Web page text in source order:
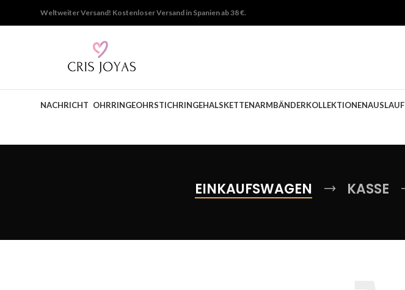
Weltweiter Versand! Kostenloser Versand in Spanien ab 38 €.
NACHRICHT OHRRINGEOHRSTICHRINGEHALSKETTENARMBÄNDERKOLLEKTIONENAUSLAUF
EINKAUFSWAGEN KASSE